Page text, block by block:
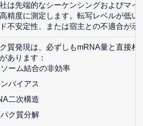
は先端的なシーケンシングおよびマ
精度に測定します。転写レベルが低
不安定性、または宿主との不適合が示
質発現は、必ずしもmRNA量と直接
あります：
ソーム結合の非効率
バイアス
二次構造
ク質分解